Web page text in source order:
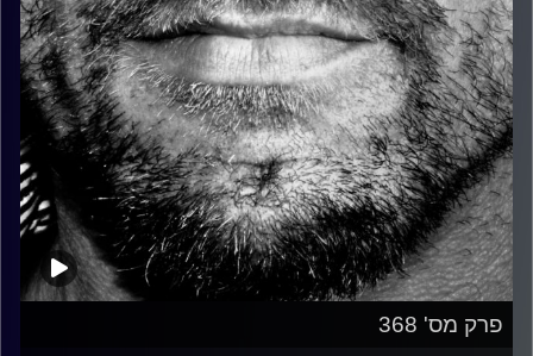
פרק מס' 368